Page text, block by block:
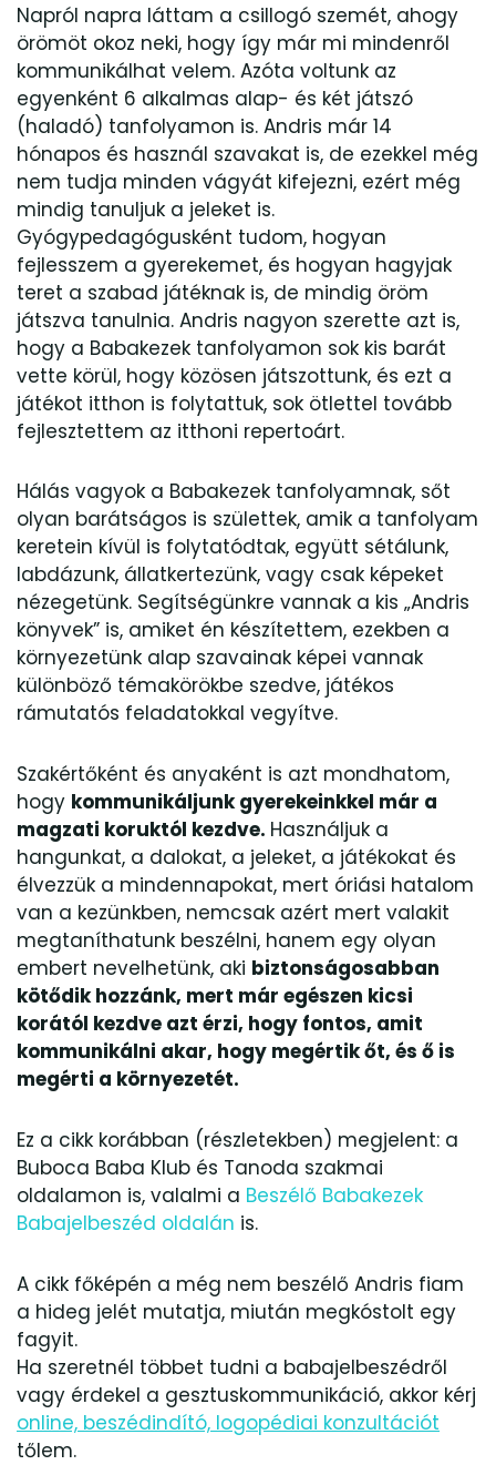
Napról napra láttam a csillogó szemét, ahogy
örömöt okoz neki, hogy így már mi mindenről
kommunikálhat velem. Azóta voltunk az
egyenként 6 alkalmas alap- és két játszó
(haladó) tanfolyamon is. Andris már 14
hónapos és használ szavakat is, de ezekkel még
nem tudja minden vágyát kifejezni, ezért még
mindig tanuljuk a jeleket is.
Gyógypedagógusként tudom, hogyan
fejlesszem a gyerekemet, és hogyan hagyjak
teret a szabad játéknak is, de mindig öröm
játszva tanulnia. Andris nagyon szerette azt is,
hogy a Babakezek tanfolyamon sok kis barát
vette körül, hogy közösen játszottunk, és ezt a
játékot itthon is folytattuk, sok ötlettel tovább
fejlesztettem az itthoni repertoárt.
Hálás vagyok a Babakezek tanfolyamnak, sőt
olyan barátságos is születtek, amik a tanfolyam
keretein kívül is folytatódtak, együtt sétálunk,
labdázunk, állatkertezünk, vagy csak képeket
nézegetünk. Segítségünkre vannak a kis „Andris
könyvek” is, amiket én készítettem, ezekben a
környezetünk alap szavainak képei vannak
különböző témakörökbe szedve, játékos
rámutatós feladatokkal vegyítve.
Szakértőként és anyaként is azt mondhatom,
hogy kommunikáljunk gyerekeinkkel már a
magzati koruktól kezdve. Használjuk a
hangunkat, a dalokat, a jeleket, a játékokat és
élvezzük a mindennapokat, mert óriási hatalom
van a kezünkben, nemcsak azért mert valakit
megtaníthatunk beszélni, hanem egy olyan
embert nevelhetünk, aki biztonságosabban
kötődik hozzánk, mert már egészen kicsi
korától kezdve azt érzi, hogy fontos, amit
kommunikálni akar, hogy megértik őt, és ő is
megérti a környezetét.
Ez a cikk korábban (részletekben) megjelent: a
Buboca Baba Klub és Tanoda szakmai
oldalamon is, valalmi a Beszélő Babakezek
Babajelbeszéd oldalán is.
A cikk főképén a még nem beszélő Andris fiam
a hideg jelét mutatja, miután megkóstolt egy
fagyit.
Ha szeretnél többet tudni a babajelbeszédről
vagy érdekel a gesztuskommunikáció, akkor kérj
online, beszédindító, logopédiai konzultációt
tőlem.